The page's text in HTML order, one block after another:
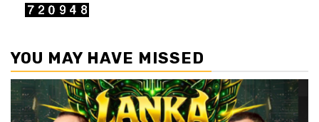
YOU MAY HAVE MISSED